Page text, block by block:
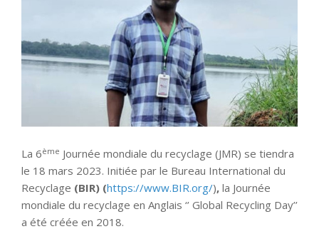
La 6ème Journée mondiale du recyclage (JMR) se tiendra
le 18 mars 2023. Initiée par le Bureau International du
Recyclage (BIR) (https://www.BIR.org/), la Journée
mondiale du recyclage en Anglais ‘’ Global Recycling Day’’
a été créée en 2018.